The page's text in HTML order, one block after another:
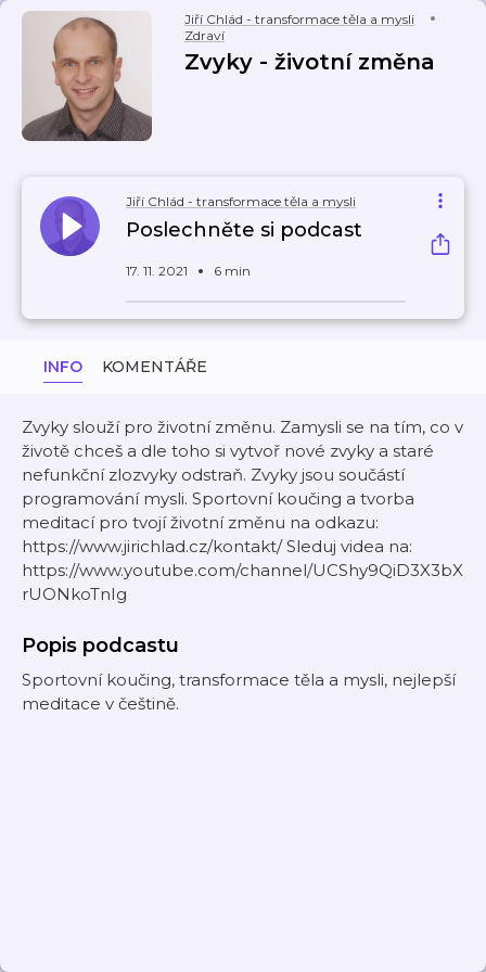
Jiří Chlád - transformace těla a mysli
Zdraví
Zvyky - životní změna
Jiří Chlád - transformace těla a mysli
Poslechněte si podcast
17. 11. 2021 6 min
INFO KOMENTÁŘE
Zvyky slouží pro životní změnu. Zamysli se na tím, co v
životě chceš a dle toho si vytvoř nové zvyky a staré
nefunkční zlozvyky odstraň. Zvyky jsou součástí
programování mysli. Sportovní koučing a tvorba
meditací pro tvojí životní změnu na odkazu:
https://www.jirichlad.cz/kontakt/ Sleduj videa na:
https://www.youtube.com/channel/UCShy9QiD3X3bX
rUONkoTnIg
Popis podcastu
Sportovní koučing, transformace těla a mysli, nejlepší
meditace v češtině.